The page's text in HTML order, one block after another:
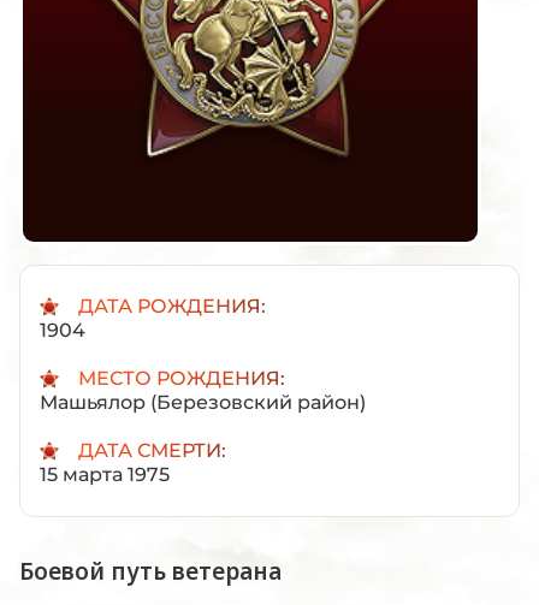
ДАТА РОЖДЕНИЯ:
1904
МЕСТО РОЖДЕНИЯ:
Машьялор (Березовский район)
ДАТА СМЕРТИ:
15 марта 1975
Боевой путь ветерана